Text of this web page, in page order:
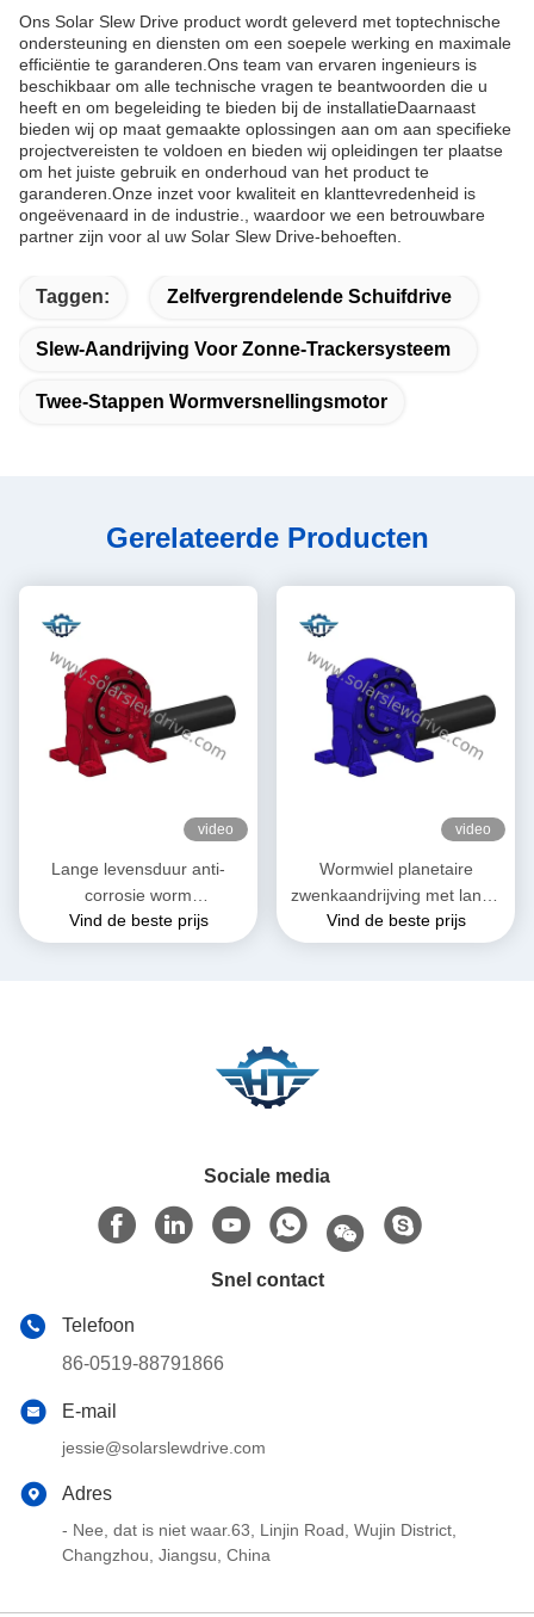
Ons Solar Slew Drive product wordt geleverd met toptechnische
ondersteuning en diensten om een soepele werking en maximale
efficiëntie te garanderen.Ons team van ervaren ingenieurs is
beschikbaar om alle technische vragen te beantwoorden die u
heeft en om begeleiding te bieden bij de installatieDaarnaast
bieden wij op maat gemaakte oplossingen aan om aan specifieke
projectvereisten te voldoen en bieden wij opleidingen ter plaatse
om het juiste gebruik en onderhoud van het product te
garanderen.Onze inzet voor kwaliteit en klanttevredenheid is
ongeëvenaard in de industrie., waardoor we een betrouwbare
partner zijn voor al uw Solar Slew Drive-behoeften.
Taggen: Zelfvergrendelende Schuifdrive
Slew-Aandrijving Voor Zonne-Trackersysteem
Twee-Stappen Wormversnellingsmotor
Gerelateerde Producten
video
Lange levensduur anti-
corrosie worm
versnellingsbak slew drive
Vind de beste prijs
video
Wormwiel planetaire
zwenkaandrijving met lange
levensduur voor verticaal
zonnevolgsysteem
Vind de beste prijs
Sociale media
Snel contact
Telefoon
86-0519-88791866
E-mail
jessie@solarslewdrive.com
Adres
- Nee, dat is niet waar.63, Linjin Road, Wujin District,
Changzhou, Jiangsu, China